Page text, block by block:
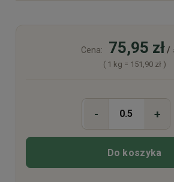
Cena: 75,95 zł/
( 1 kg = 151,90 zł )
- +
Do koszyka